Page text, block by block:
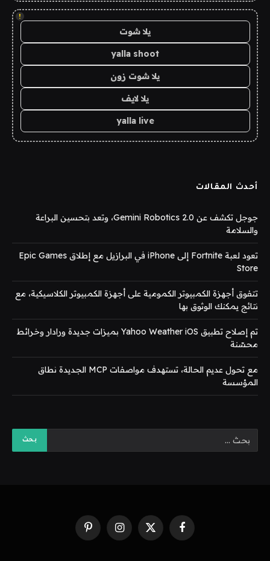
!
يلا شوت
yalla shoot
يلا شوت زون
يلا لايف
yalla live
أحدث المقالات
جوجل تكشف عن Gemini Robotics 2.0، وتعد بتحسين البراعة
والسلامة
تعود لعبة Fortnite إلى iPhone في البرازيل مع إطلاق Epic Games
Store
تتفوق أجهزة الكمبيوتر الكمومية على أجهزة الكمبيوتر الكلاسيكية، مع
نتائج يمكنك الوثوق بها
تم إصلاح تطبيق Yahoo Weather iOS بميزات جديدة ورادار وخرائط
محسّنة
مع تحول عديم الحالة، تستهدف مواصفات MCP الجديدة نطاق
المؤسسة
فيسبوك X
(Twitter)
الانستغرامبينتيريست